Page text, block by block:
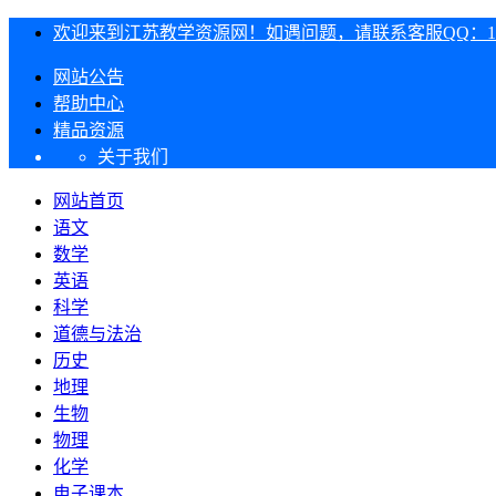
欢迎来到江苏教学资源网！如遇问题，请联系客服QQ：
网站公告
帮助中心
精品资源
关于我们
网站首页
语文
数学
英语
科学
道德与法治
历史
地理
生物
物理
化学